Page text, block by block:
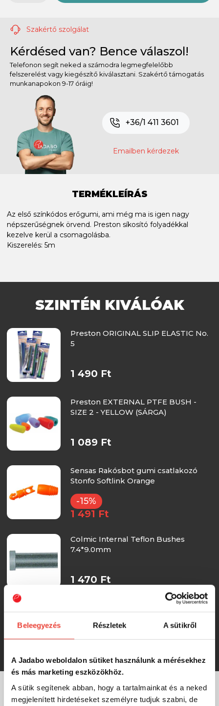
Beleegyezés Részletek A sütikről
A Jadabo weboldalon sütiket használunk a mérésekhez
és más marketing eszközökhöz.
A sütik segítenek abban, hogy a tartalmainkat és a neked
megjelenített hirdetéseket személyre tudjuk szabni, de
Szakértő szolgálat
Kérdésed van? Bence válaszol!
Telefonon segít neked a számodra legmegfelelőbb
felszerelést vagy kiegészítő kiválasztani. Szakértő támogatás
munkanapokon 9-17 óráig!
+36/1 411 3601
Emailben kérdezek
TERMÉKLEÍRÁS
Az első színkódos erőgumi, ami még ma is igen nagy
népszerűségnek örvend. Preston síkosító folyadékkal
kezelve kerül a csomagolásba.
Kiszerelés: 5m
SZINTÉN KIVÁLÓAK
Preston ORIGINAL SLIP ELASTIC No.
5
1 490 Ft
Preston EXTERNAL PTFE BUSH -
SIZE 2 - YELLOW (SÁRGA)
1 089 Ft
Sensas Rakósbot gumi csatlakozó
Stonfo Softlink Orange
-15%
1 491 Ft
Colmic Internal Teflon Bushes
7.4*9.0mm
1 470 Ft
Sensas Rakósgumi csatlakozó Super